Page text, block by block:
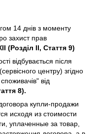
14 днів з моменту
захист прав
(Розділ II, Стаття 9)
відбувається після
центру) згідно
від
8).
купли-продажи
исходя из стоимости
уплаченные за товар,